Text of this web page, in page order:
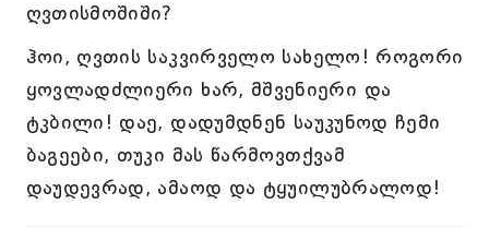
ღვთისმოშიში?
ჰოი, ღვთის საკვირველო სახელო! როგორი
ყოვლადძლიერი ხარ, მშვენიერი და
ტკბილი! დაე, დადუმდნენ საუკუნოდ ჩემი
ბაგეები, თუკი მას წარმოვთქვამ
დაუდევრად, ამაოდ და ტყუილუბრალოდ!